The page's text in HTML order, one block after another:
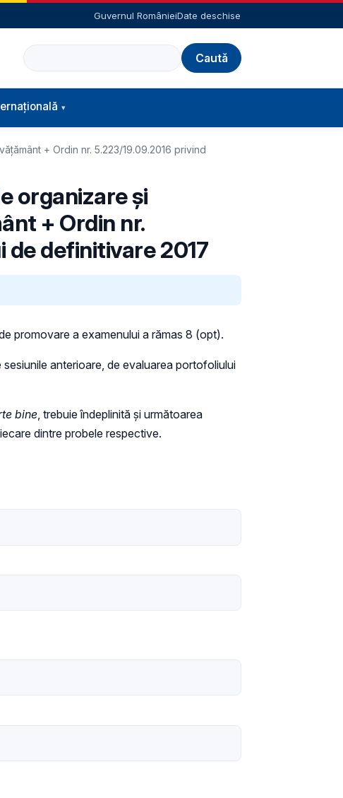
Guvernul RomânieiDate deschise
Caută
+ Ordin nr. 5.223/19.09.2016 privind
organizare şi
+ Ordin nr.
de definitivare 2017
promovare a examenului a rămas 8 (opt).
anterioare, de evaluarea portofoliului
bine, trebuie îndeplinită şi următoarea
dintre probele respective.